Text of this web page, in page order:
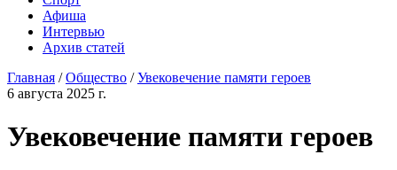
Афиша
Интервью
Архив статей
Главная /Общество /Увековечение памяти героев
6 августа 2025 г.
Увековечение памяти героев